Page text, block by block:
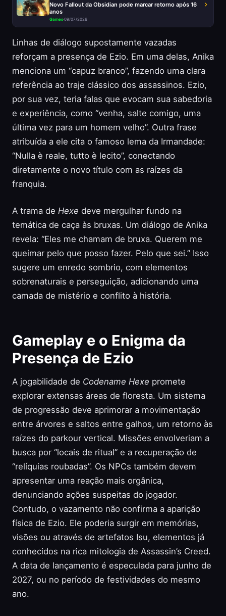
Novo Fallout da Obsidian pode marcar retorno após 16
anos
Games·09/07/2026
Linhas de diálogo supostamente vazadas
reforçam a presença de Ezio. Em uma delas, Anika
menciona um “capuz branco”, fazendo uma clara
referência ao traje clássico dos assassinos. Ezio,
por sua vez, teria falas que evocam sua sabedoria
e experiência, como “venha, salte comigo, uma
última vez para um homem velho”. Outra frase
atribuída a ele cita o famoso lema da Irmandade:
“Nulla è reale, tutto è lecito”, conectando
diretamente o novo título com as raízes da
franquia.
A trama de Hexe deve mergulhar fundo na
temática de caça às bruxas. Um diálogo de Anika
revela: “Eles me chamam de bruxa. Querem me
queimar pelo que posso fazer. Pelo que sei.” Isso
sugere um enredo sombrio, com elementos
sobrenaturais e perseguição, adicionando uma
camada de mistério e conflito à história.
Gameplay e o Enigma da
Presença de Ezio
A jogabilidade de Codename Hexe promete
explorar extensas áreas de floresta. Um sistema
de progressão deve aprimorar a movimentação
entre árvores e saltos entre galhos, um retorno às
raízes do parkour vertical. Missões envolveriam a
busca por “locais de ritual” e a recuperação de
“relíquias roubadas”. Os NPCs também devem
apresentar uma reação mais orgânica,
denunciando ações suspeitas do jogador.
Contudo, o vazamento não confirma a aparição
física de Ezio. Ele poderia surgir em memórias,
visões ou através de artefatos Isu, elementos já
conhecidos na rica mitologia de Assassin’s Creed.
A data de lançamento é especulada para junho de
2027, ou no período de festividades do mesmo
ano.